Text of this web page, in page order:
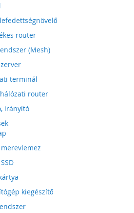
router
(Mesh)
terminál
router
irányító
kiegészítő